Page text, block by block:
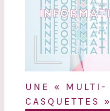
UNE « MULTI-
CASQUETTES »